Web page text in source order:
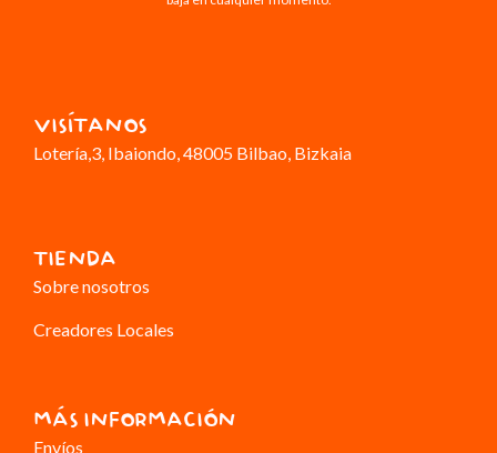
VISÍTANOS
Lotería,3 , Ibaiondo, 48005 Bilbao, Bizkaia
TIENDA
Sobre nosotros
Creadores Locales
MÁS INFORMACIÓN
Envíos